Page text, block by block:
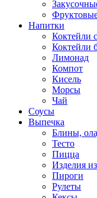
Напитки
Коктейли
Коктейли
Лимонад
Компот
Кисель
Морсы
Чай
Соусы
Выпечка
Блины,
Тесто
Пицца
Изделия из
Пироги
Рулеты